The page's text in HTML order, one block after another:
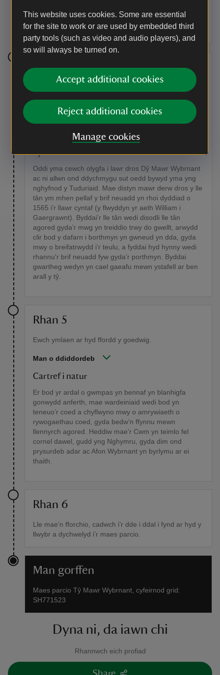
This website uses cookies. Some are essential
for the site to work or are used by embedded third
party tools (such as video and audio players), and
so will always be turned on.
Accept additional cookies
Reject additional cookies
Manage cookies
14-16 milltir (22.5-26km) y dydd, roedd y daith yn un
faith.
Rhan 4
Cerddwch i lawr llwybr y porthmyn nes dewch chi i
Byddwch yn cyrraedd seddi sy’n edrych dros Gwm
Wybrnant yn fuan.
Man o ddiddordeb
Tŷ Mawr
Oddi yma cewch olygfa i lawr dros Dŷ Mawr Wybrnant
ac ni allwn ond ddychmygu sut oedd bywyd yma yng
nghyfnod y Tuduriaid. Mae distyn mawr derw dros y lle
tân ym mhen pellaf y brif neuadd yn rhoi dyddiad o
1565 i’r llawr cyntaf (y flwyddyn yr aeth William i
Gaergrawnt). Byddai’r lle tân wedi disodli lle tân
agored gyda’r mwg yn treiddio trwy do gwellt, arwydd
clir bod y dafarn i borthmyn yn gwneud yn dda, gyda
mwy o breifatrwydd i’r teulu, a fyddai hyd hynny wedi
rhannu'r brif neuadd fyw gyda’r porthmyn. Byddai
gwartheg wedyn yn cael gaeafu mewn ystafell ar ben
arall y tŷ.
Rhan 5
Ewch ymlaen ar hyd ffordd y goedwig.
Man o ddiddordeb
Cartref i natur
Er bod yr ardal o gwmpas yn bennaf yn blanhigfa
gonwydd anferth, mae wardeiniaid wedi bod yn
teneuo’r coed a chyflwyno mwy o amrywiaeth o
rywogaethau coed, gyda bedw’n ffynnu mewn
llennyrch agored. Heddiw mae’r Cwm yn teimlo fel
cornel dawel, gudd yng Nghymru, gyda dim ond
prysurdeb adar ac Afon Wybrnant yn byrlymu ar ei
thaith.
Rhan 6
Lle mae’n fforchio, cadwch i’r dde i ddal i fynd ar hyd y
llwybr a dychwelyd i’r maes parcio.
Man gorffen
Maes parcio Tŷ Mawr Wybrnant, cyfeirnod grid:
SH771523
Dyna ni, da iawn chi
Rhannwch eich profiad